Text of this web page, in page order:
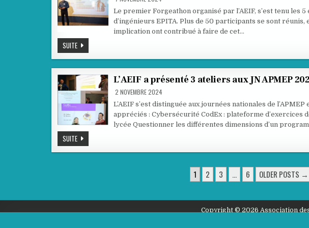
Le premier Forgeathon organisé par l’AEIF, s’est tenu les 5
d’ingénieurs EPITA. Plus de 50 participants se sont
implication ont contribué à faire de cet…
SUITELE
FORGEATHON
2024
L’AEIF a présenté 3 ateliers aux JN APMEP
2 NOVEMBRE 2024
L’AEIF s’est distinguée aux journées nationales de
appréciés : Cybersécurité CodEx : plateforme d’exercices
lycée Questionner les différentes dimensions d’un
SUITEL’AEIF
A
PRÉSENTÉ
PUBLICATIONS
1 2 3 … 6 OLDER POSTS →
Copyright © 2026 Association